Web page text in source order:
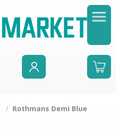
/ Rothmans Demi Blue